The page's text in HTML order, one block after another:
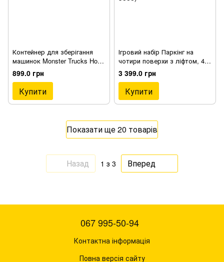
Контейнер для зберігання
машинок Monster Trucks Hot
Wheels (HWCC21)
899.0 грн
Купити
Ігровий набір Паркінг на
чотири поверхи з ліфтом, 4
автомобілями та
гелікоптером, аксесуари, зі
звуковими ефектами (333
9000)
3 399.0 грн
Купити
Показати ще 20 товарів
Назад 1 з 3 Вперед
067 995-50-94
Контактна інформація
Повна версія сайту